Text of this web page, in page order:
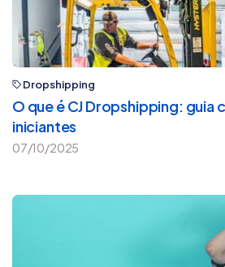
Dropshipping
O que é CJ Dropshipping: guia
iniciantes
07/10/2025